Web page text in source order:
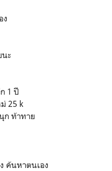
ง
นะ
1 ปี
25 k
ก ท้าทาย
ค้นหาตนเอง